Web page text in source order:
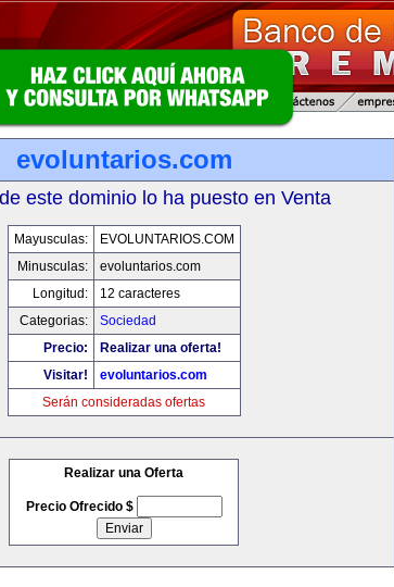
evoluntarios.com
este dominio lo ha puesto en Venta
Mayusculas:
EVOLUNTARIOS.COM
Minusculas:
evoluntarios.com
Longitud:
12 caracteres
Categorias:
Sociedad
Precio:
Realizar una oferta!
Visitar!
evoluntarios.com
Serán consideradas ofertas
Realizar una Oferta
Precio Ofrecido $